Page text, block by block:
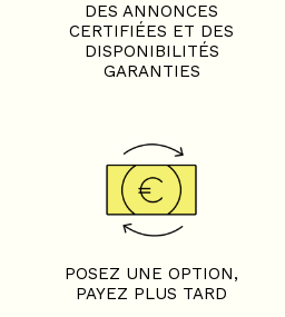
DES ANNONCES
CERTIFIÉES ET DES
DISPONIBILITÉS
GARANTIES
POSEZ UNE OPTION,
PAYEZ PLUS TARD